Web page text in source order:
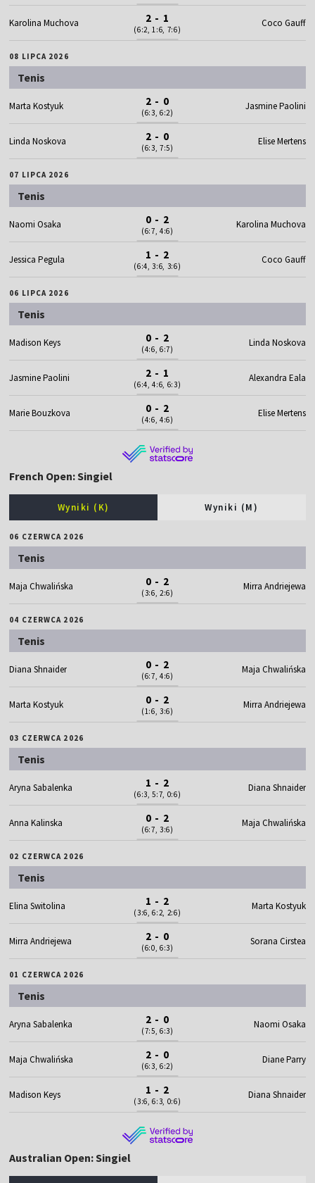
Karolina Muchova 2 - 1
(6:2, 1:6, 7:6)
Coco Gauff
08 LIPCA 2026
Tenis
Marta Kostyuk 2 - 0
(6:3, 6:2)
Jasmine Paolini
Linda Noskova 2 - 0
(6:3, 7:5)
Elise Mertens
07 LIPCA 2026
Tenis
Naomi Osaka 0 - 2
(6:7, 4:6)
Karolina Muchova
Jessica Pegula 1 - 2
(6:4, 3:6, 3:6)
Coco Gauff
06 LIPCA 2026
Tenis
Madison Keys 0 - 2
(4:6, 6:7)
Linda Noskova
Jasmine Paolini 2 - 1
(6:4, 4:6, 6:3)
Alexandra Eala
Marie Bouzkova 0 - 2
(4:6, 4:6)
Elise Mertens
French Open: Singiel
Wyniki (K) Wyniki (M)
06 CZERWCA 2026
Tenis
Maja Chwalińska 0 - 2
(3:6, 2:6)
Mirra Andriejewa
04 CZERWCA 2026
Tenis
Diana Shnaider 0 - 2
(6:7, 4:6)
Maja Chwalińska
Marta Kostyuk 0 - 2
(1:6, 3:6)
Mirra Andriejewa
03 CZERWCA 2026
Tenis
Aryna Sabalenka 1 - 2
(6:3, 5:7, 0:6)
Diana Shnaider
Anna Kalinska 0 - 2
(6:7, 3:6)
Maja Chwalińska
02 CZERWCA 2026
Tenis
Elina Switolina 1 - 2
(3:6, 6:2, 2:6)
Marta Kostyuk
Mirra Andriejewa 2 - 0
(6:0, 6:3)
Sorana Cirstea
01 CZERWCA 2026
Tenis
Aryna Sabalenka 2 - 0
(7:5, 6:3)
Naomi Osaka
Maja Chwalińska 2 - 0
(6:3, 6:2)
Diane Parry
Madison Keys 1 - 2
(3:6, 6:3, 0:6)
Diana Shnaider
Australian Open: Singiel